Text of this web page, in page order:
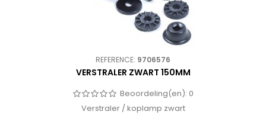
REFERENCE: 9706576
VERSTRALER ZWART 150MM
Beoordeling(en): 0
Verstraler / koplamp zwart